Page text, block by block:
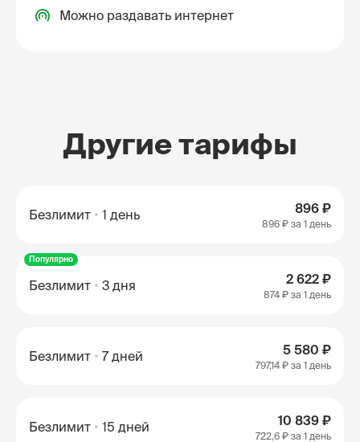
Можно раздавать интернет
Другие тарифы
Безлимит 1 день 896 ₽
896 ₽ за 1 день
Популярно
Безлимит 3 дня 2 622 ₽
874 ₽ за 1 день
Безлимит 7 дней 5 580 ₽
797,14 ₽ за 1 день
Безлимит 15 дней 10 839 ₽
722,6 ₽ за 1 день